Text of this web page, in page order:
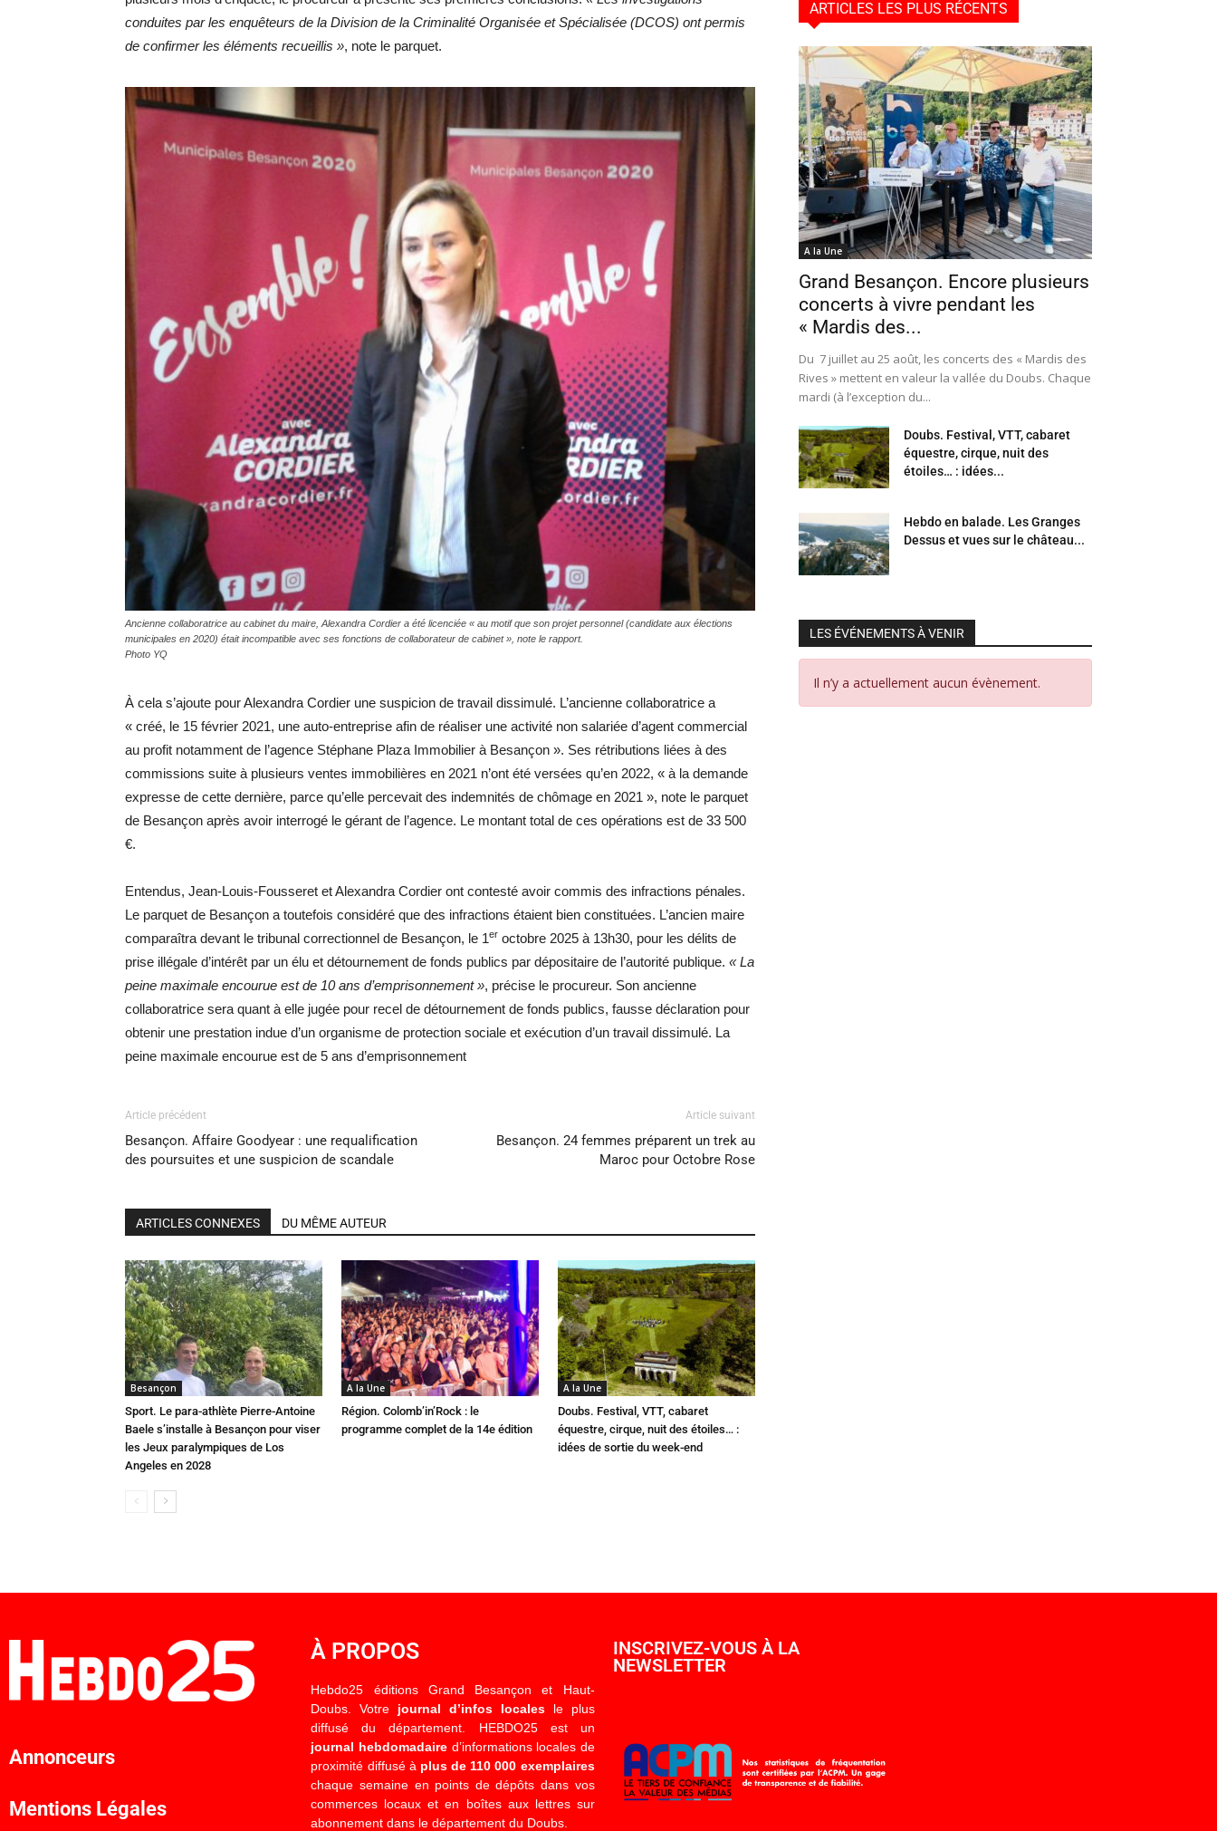
conduites par les enquêteurs de la Division de la Criminalité Organisée et Spécialisée (DCOS) ont permis
de confirmer les éléments recueillis », note le parquet.
Ancienne collaboratrice au cabinet du maire, Alexandra Cordier a été licenciée « au motif que son projet personnel (candidate aux élections
municipales en 2020) était incompatible avec ses fonctions de collaborateur de cabinet », note le rapport.
Photo YQ
À cela s’ajoute pour Alexandra Cordier une suspicion de travail dissimulé. L’ancienne collaboratrice a
« créé, le 15 février 2021, une auto-entreprise afin de réaliser une activité non salariée d’agent commercial
au profit notamment de l’agence Stéphane Plaza Immobilier à Besançon ». Ses rétributions liées à des
commissions suite à plusieurs ventes immobilières en 2021 n’ont été versées qu’en 2022, « à la demande
expresse de cette dernière, parce qu’elle percevait des indemnités de chômage en 2021 », note le parquet
de Besançon après avoir interrogé le gérant de l’agence. Le montant total de ces opérations est de 33 500
€.
Entendus, Jean-Louis-Fousseret et Alexandra Cordier ont contesté avoir commis des infractions pénales.
Le parquet de Besançon a toutefois considéré que des infractions étaient bien constituées. L’ancien maire
comparaîtra devant le tribunal correctionnel de Besançon, le 1er octobre 2025 à 13h30, pour les délits de
prise illégale d’intérêt par un élu et détournement de fonds publics par dépositaire de l’autorité publique. « La
peine maximale encourue est de 10 ans d’emprisonnement », précise le procureur. Son ancienne
collaboratrice sera quant à elle jugée pour recel de détournement de fonds publics, fausse déclaration pour
obtenir une prestation indue d’un organisme de protection sociale et exécution d’un travail dissimulé. La
peine maximale encourue est de 5 ans d’emprisonnement
Article précédent
Besançon. Affaire Goodyear : une requalification
des poursuites et une suspicion de scandale
Article suivant
Besançon. 24 femmes préparent un trek au
Maroc pour Octobre Rose
ARTICLES CONNEXES DU MÊME AUTEUR
Besançon
Sport. Le para-athlète Pierre-Antoine
Baele s’installe à Besançon pour viser
les Jeux paralympiques de Los
Angeles en 2028
A la Une
Région. Colomb’in’Rock : le
programme complet de la 14e édition
A la Une
Doubs. Festival, VTT, cabaret
équestre, cirque, nuit des étoiles… :
idées de sortie du week-end
ARTICLES LES PLUS RÉCENTS
A la Une
Grand Besançon. Encore plusieurs
concerts à vivre pendant les
« Mardis des...
Du 7 juillet au 25 août, les concerts des « Mardis des
Rives » mettent en valeur la vallée du Doubs. Chaque
mardi (à l’exception du...
Doubs. Festival, VTT, cabaret
équestre, cirque, nuit des
étoiles… : idées...
Hebdo en balade. Les Granges
Dessus et vues sur le château...
LES ÉVÉNEMENTS À VENIR
Il n’y a actuellement aucun évènement.
Annonceurs
Mentions Légales
À PROPOS
Hebdo25 éditions Grand Besançon et Haut-
Doubs. Votre journal d’infos localesle plus
diffusé du département. HEBDO25 est un
journal hebdomadaired’informations locales de
proximité diffusé à plus de 110 000 exemplaires
chaque semaine en points de dépôts dans vos
commerces locaux et en boîtes aux lettres sur
abonnement dans le département du Doubs.
INSCRIVEZ-VOUS À LA
NEWSLETTER